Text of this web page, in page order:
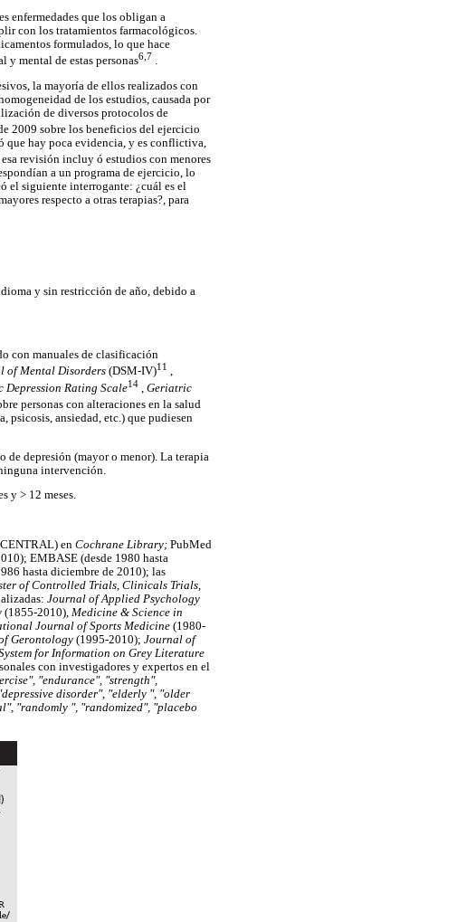
enfermedades que los obligan a
con los tratamientos farmacológicos.
formulados, lo que hace
y mental de estas personas6,7 .
la mayoría de ellos realizados con
de los estudios, causada por
de diversos protocolos de
2009 sobre los beneficios del ejercicio
que hay poca evidencia, y es conflictiva,
revisión incluy ó estudios con menores
a un programa de ejercicio, lo
el siguiente interrogante: ¿cuál es el
respecto a otras terapias?, para
y sin restricción de año, debido a
con manuales de clasificación
of Mental Disorders (DSM-IV)11 ,
Depression Rating Scale14
Geriatric
personas con alteraciones en la salud
psicosis, ansiedad, etc.) que pudiesen
depresión (mayor o menor). La terapia
intervención.
y > 12 meses.
en Cochrane Library; PubMed
EMBASE (desde 1980 hasta
hasta diciembre de 2010); las
of Controlled Trials, Clinicals Trials,
Journal of Applied Psychology
(1855-2010), Medicine & Science in
Journal of Sports Medicine (1980-
Gerontology (1995-2010); Journal of
for Information on Grey Literature
con investigadores y expertos en el
"endurance", "strength",
disorder", "elderly ", "older
"randomly ", "randomized", "placebo